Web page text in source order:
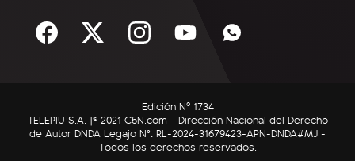
Sociedad
C5N Autos
RatingCero
Términos y condiciones
Edición Nº 1734
TELEPIU S.A. |© 2021 C5N.com - Dirección Nacional del Derecho
de Autor DNDA Legajo N°: RL-2024-31679423-APN-DNDA#MJ -
Todos los derechos reservados.